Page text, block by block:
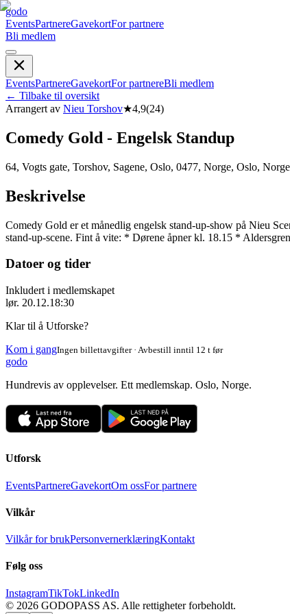
godo
EventsPartnereGavekortFor partnere
Bli medlem
EventsPartnereGavekortFor partnereBli medlem
← Tilbake til oversikt
Arrangert av Nieu Torshov★4,9(24)
Comedy Gold - Engelsk Standup
64, Vogts gate, Torshov, Sagene, Oslo, 0477, Norge, Oslo, Norge
Beskrivelse
Comedy Gold er et månedlig engelsk stand-up-show på Nieu
stand-up-scene. Fint å vite: * Dørene åpner kl. 18.15 *
Datoer og tider
Inkludert i medlemskapet
lør. 20.12.18:30
Klar til å Utforske?
Kom i gangIngen billettavgifter · Avbestill inntil 12 t før
godo
Hundrevis av opplevelser. Ett medlemskap. Oslo, Norge.
Utforsk
EventsPartnereGavekortOm ossFor partnere
Vilkår
Vilkår for brukPersonvernerklæringKontakt
Følg oss
InstagramTikTokLinkedIn
© 2026 GODOPASS AS. Alle rettigheter forbeholdt.